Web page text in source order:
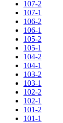
107-2
107-1
106-2
106-1
105-2
105-1
104-2
104-1
103-2
103-1
102-2
102-1
101-2
101-1